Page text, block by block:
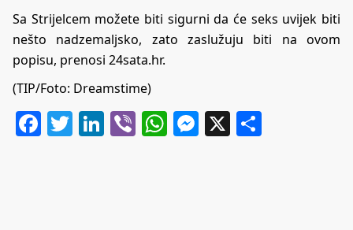
Sa Strijelcem možete biti sigurni da će seks uvijek biti
nešto nadzemaljsko, zato zaslužuju biti na ovom
popisu, prenosi 24sata.hr.
(TIP/Foto: Dreamstime)
Facebook
Twitter
LinkedIn
ViberWhatsApp
Messenger
X